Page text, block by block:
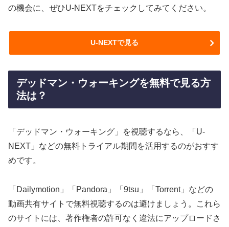
の機会に、ぜひU-NEXTをチェックしてみてください。
U-NEXTで見る
デッドマン・ウォーキングを無料で見る方
法は？
「デッドマン・ウォーキング」を視聴するなら、「U-
NEXT」などの無料トライアル期間を活用するのがおすす
めです。
「Dailymotion」「Pandora」「9tsu」「Torrent」などの
動画共有サイトで無料視聴するのは避けましょう。これら
のサイトには、著作権者の許可なく違法にアップロードさ